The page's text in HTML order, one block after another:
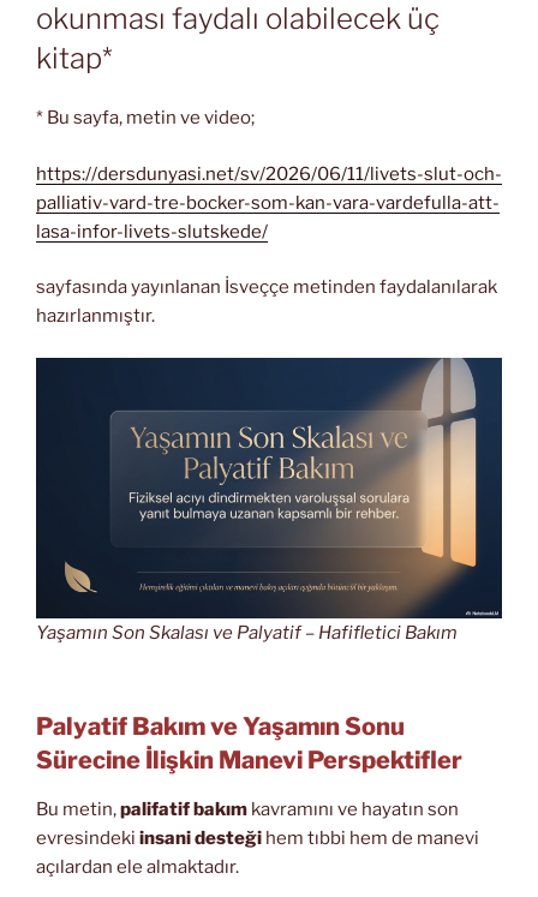
okunması faydalı olabilecek üç
kitap*
* Bu sayfa, metin ve video;
https://dersdunyasi.net/sv/2026/06/11/livets-slut-och-
palliativ-vard-tre-bocker-som-kan-vara-vardefulla-att-
lasa-infor-livets-slutskede/
sayfasında yayınlanan İsveççe metinden faydalanılarak
hazırlanmıştır.
Yaşamın Son Skalası ve Palyatif – Hafifletici Bakım
Palyatif Bakım ve Yaşamın Sonu
Sürecine İlişkin Manevi Perspektifler
Bu metin,palifatif bakım kavramını ve hayatın son
evresindeki insani desteği hem tıbbi hem de manevi
açılardan ele almaktadır.